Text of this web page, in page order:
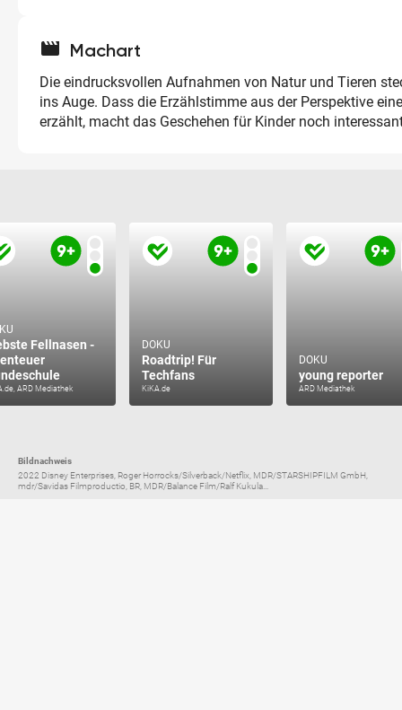
movie Machart
Die eindrucksvollen Aufnahmen von Natur und Tieren
ins Auge. Dass die Erzählstimme aus der Perspektive
erzählt, macht das Geschehen für Kinder noch
Fellnasen -
ARD Mediathek
DOKU
Roadtrip! Für
Techfans
KiKA.de
DOKU
young reporter
ARD Mediathek
Bildnachweis
2022 Disney Enterprises, Roger Horrocks/Silverback/Netflix, MDR/STARSHIPFILM GmbH,
mdr/Savidas Filmproductio, BR, MDR/Balance Film/Ralf Kukula...